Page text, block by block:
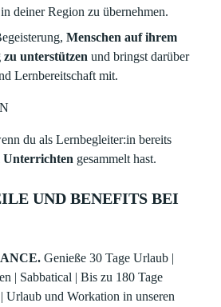
in deiner Region zu übernehmen.
Menschen auf ihrem
unterstützen und bringst darüber
Lernbereitschaft mit.
du als Lernbegleiter:in bereits
gesammelt hast.
UND BENEFITS BEI
Genieße 30 Tage Urlaub |
| Sabbatical | Bis zu 180 Tage
Urlaub und Workation in unseren